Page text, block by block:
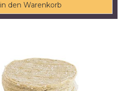
in den Warenkorb